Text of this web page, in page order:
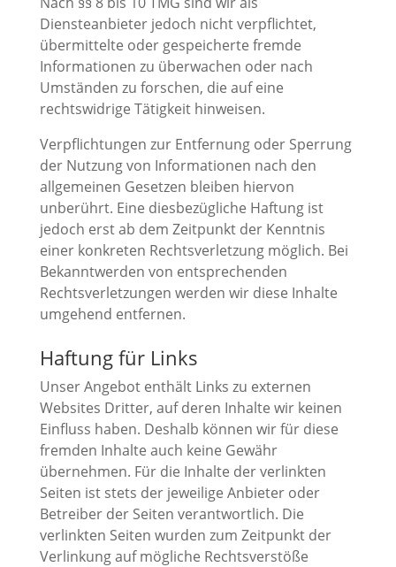
Diensteanbieter jedoch nicht verpflichtet,
übermittelte oder gespeicherte fremde
Informationen zu überwachen oder nach
Umständen zu forschen, die auf eine
rechtswidrige Tätigkeit hinweisen.
Verpflichtungen zur Entfernung oder Sperrung
der Nutzung von Informationen nach den
allgemeinen Gesetzen bleiben hiervon
unberührt. Eine diesbezügliche Haftung ist
jedoch erst ab dem Zeitpunkt der Kenntnis
einer konkreten Rechtsverletzung möglich. Bei
Bekanntwerden von entsprechenden
Rechtsverletzungen werden wir diese Inhalte
umgehend entfernen.
Haftung für Links
Unser Angebot enthält Links zu externen
Websites Dritter, auf deren Inhalte wir keinen
Einfluss haben. Deshalb können wir für diese
fremden Inhalte auch keine Gewähr
übernehmen. Für die Inhalte der verlinkten
Seiten ist stets der jeweilige Anbieter oder
Betreiber der Seiten verantwortlich. Die
verlinkten Seiten wurden zum Zeitpunkt der
Verlinkung auf mögliche Rechtsverstöße